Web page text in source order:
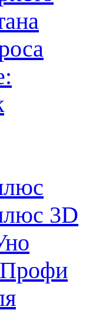
3D